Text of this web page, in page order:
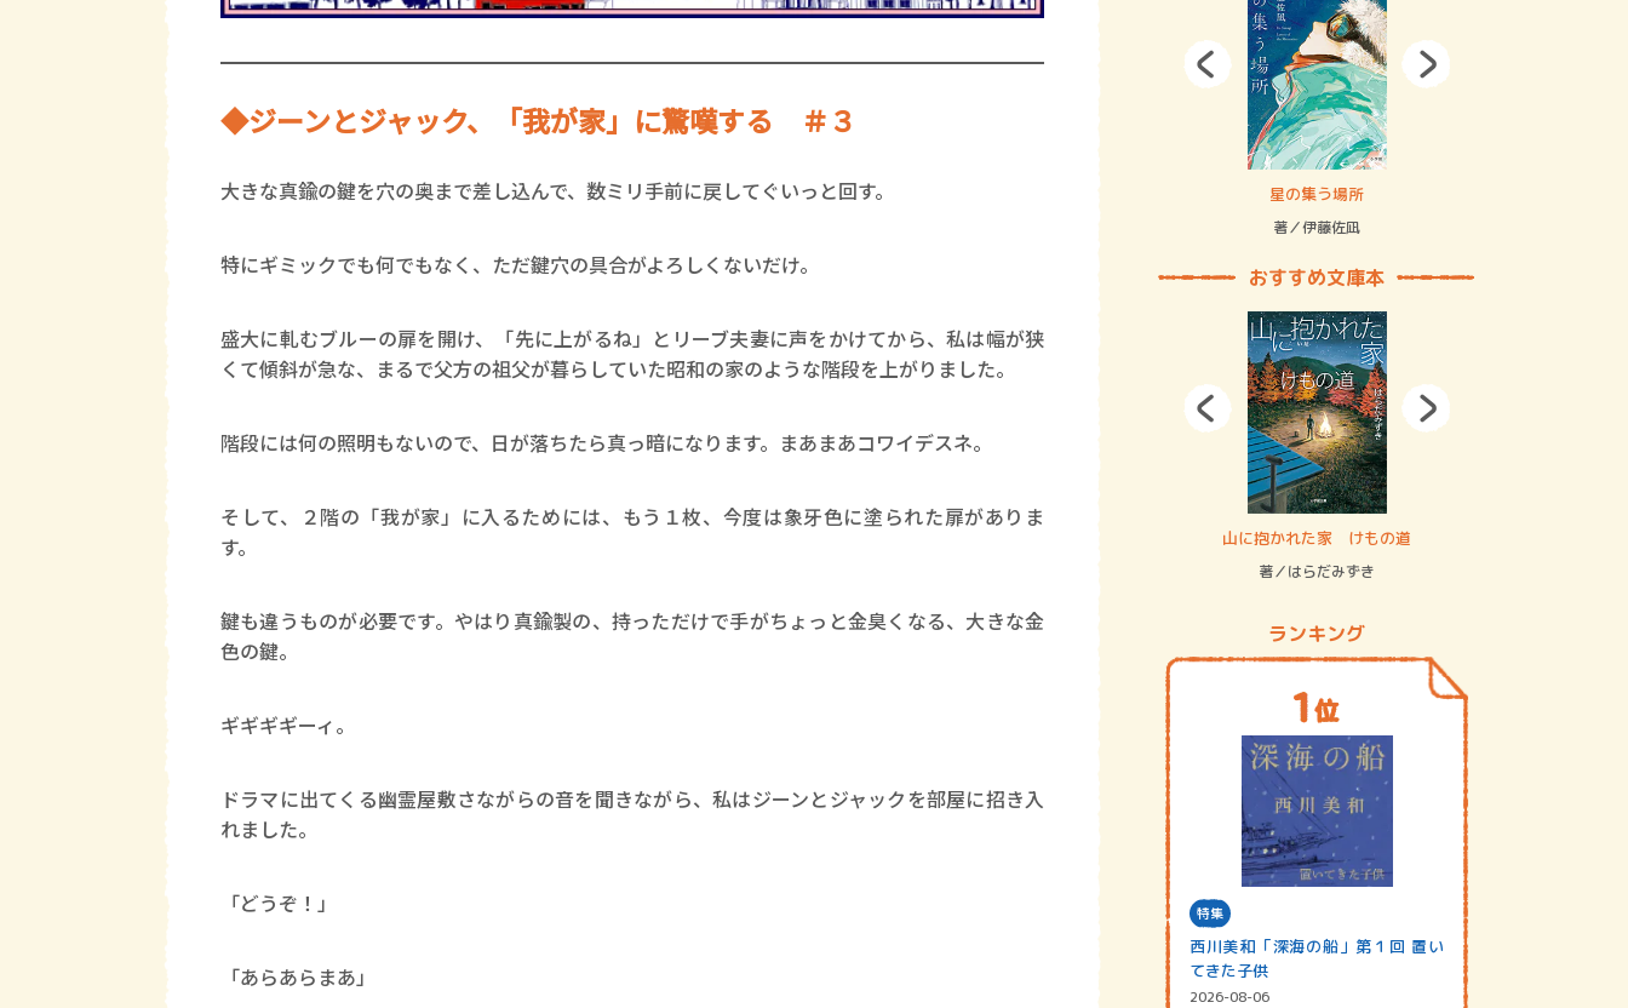
◆ジーンとジャック、「我が家」に驚嘆する ＃３
大きな真鍮の鍵を穴の奥まで差し込んで、数ミリ手前に戻してぐいっと回す。
特にギミックでも何でもなく、ただ鍵穴の具合がよろしくないだけ。
盛大に軋むブルーの扉を開け、「先に上がるね」とリーブ夫妻に声をかけてから、私は幅が狭
くて傾斜が急な、まるで父方の祖父が暮らしていた昭和の家のような階段を上がりました。
階段には何の照明もないので、日が落ちたら真っ暗になります。まあまあコワイデスネ。
そして、２階の「我が家」に入るためには、もう１枚、今度は象牙色に塗られた扉がありま
す。
鍵も違うものが必要です。やはり真鍮製の、持っただけで手がちょっと金臭くなる、大きな金
色の鍵。
ギギギギーィ。
ドラマに出てくる幽霊屋敷さながらの音を聞きながら、私はジーンとジャックを部屋に招き入
れました。
「どうぞ！」
「あらあらまあ」
賞金稼ぎスリーサム！ 二重拘束の… 星の集う場所
著／伊藤佐凪
おすすめ文庫本
ロボット・イン・ザ・システム 山に抱かれた家 けもの道
著／はらだみずき
ランキング
特集
西川美和「深海の船」第１回 置い
てきた子供
2026-08-06